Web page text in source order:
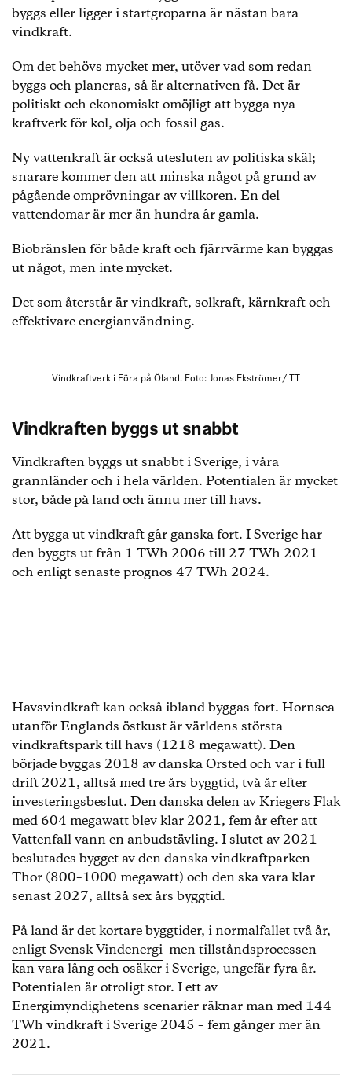
byggs eller ligger i startgroparna är nästan bara
vindkraft.
Om det behövs mycket mer, utöver vad som redan
byggs och planeras, så är alternativen få. Det är
politiskt och ekonomiskt omöjligt att bygga nya
kraftverk för kol, olja och fossil gas.
Ny vattenkraft är också utesluten av politiska skäl;
snarare kommer den att minska något på grund av
pågående omprövningar av villkoren. En del
vattendomar är mer än hundra år gamla.
Biobränslen för både kraft och fjärrvärme kan byggas
ut något, men inte mycket.
Det som återstår är vindkraft, solkraft, kärnkraft och
effektivare energianvändning.
Vindkraftverk i Föra på Öland. Foto: Jonas Ekströmer/ TT
Vindkraften byggs ut snabbt
Vindkraften byggs ut snabbt i Sverige, i våra
grannländer och i hela världen. Potentialen är mycket
stor, både på land och ännu mer till havs.
Att bygga ut vindkraft går ganska fort. I Sverige har
den byggts ut från 1 TWh 2006 till 27 TWh 2021
och enligt senaste prognos 47 TWh 2024.
Havsvindkraft kan också ibland byggas fort. Hornsea
utanför Englands östkust är världens största
vindkraftspark till havs (1218 megawatt). Den
började byggas 2018 av danska Orsted och var i full
drift 2021, alltså med tre års byggtid, två år efter
investeringsbeslut. Den danska delen av Kriegers Flak
med 604 megawatt blev klar 2021, fem år efter att
Vattenfall vann en anbudstävling. I slutet av 2021
beslutades bygget av den danska vindkraftparken
Thor (800–1000 megawatt) och den ska vara klar
senast 2027, alltså sex års byggtid.
På land är det kortare byggtider, i normalfallet två år,
enligt Svensk Vindenergi men tillståndsprocessen
kan vara lång och osäker i Sverige, ungefär fyra år.
Potentialen är otroligt stor. I ett av
Energimyndighetens scenarier räknar man med 144
TWh vindkraft i Sverige 2045 – fem gånger mer än
2021.